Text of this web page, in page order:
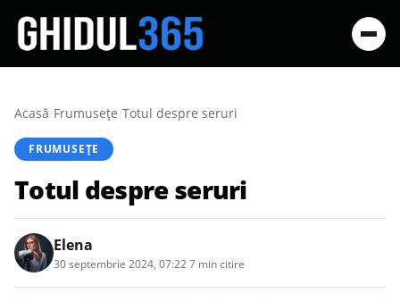
Acasă/Frumusețe/Totul despre seruri
FRUMUSEȚE
Totul despre seruri
Elena
30 septembrie 2024, 07:227 min citire